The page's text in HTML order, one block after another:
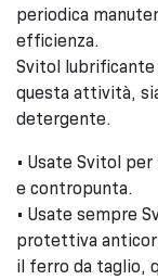
periodica
efficienza.
Svitol
questa attività,
detergente.
• Usate Svitol
e contropunta.
• Usate sempre
protettiva
il ferro da taglio,